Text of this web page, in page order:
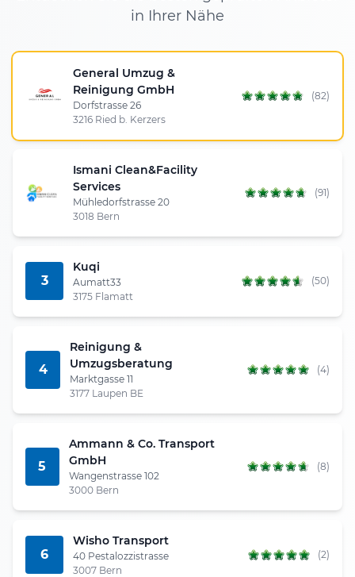
in Ihrer Nähe
General Umzug &
Reinigung GmbH
Dorfstrasse 26
3216 Ried b. Kerzers
(82)
Ismani Clean&Facility
Services
Mühledorfstrasse 20
3018 Bern
(91)
3
Kuqi
Aumatt33
3175 Flamatt
(50)
4
Reinigung &
Umzugsberatung
Marktgasse 11
3177 Laupen BE
(4)
5
Ammann & Co. Transport
GmbH
Wangenstrasse 102
3000 Bern
(8)
6
Wisho Transport
40 Pestalozzistrasse
3007 Bern
(2)